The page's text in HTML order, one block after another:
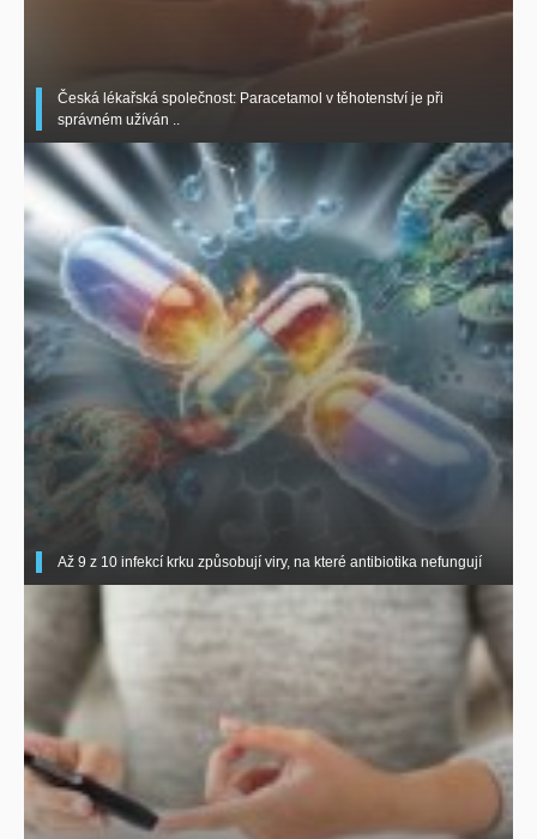
Česká lékařská společnost: Paracetamol v těhotenství je při
správném užíván ..
Až 9 z 10 infekcí krku způsobují viry, na které antibiotika nefungují